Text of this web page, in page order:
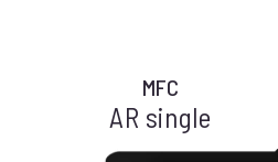
MFC
AR single